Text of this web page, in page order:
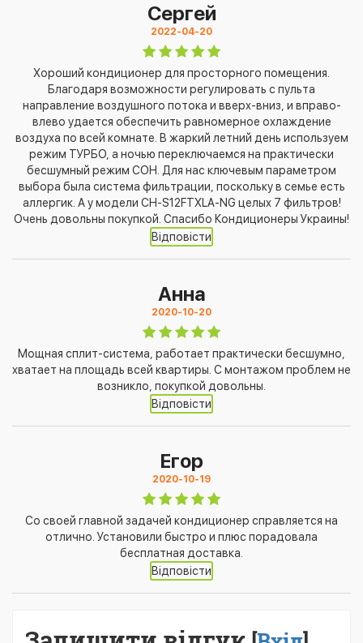
Cергей
2022-04-20
Хороший кондиционер для просторного помещения.
Благодаря возможности регулировать с пульта
направление воздушного потока и вверх-вниз, и вправо-
влево удается обеспечить равномерное охлаждение
воздуха по всей комнате. В жаркий летний день используем
режим ТУРБО, а ночью переключаемся на практически
бесшумный режим СОН. Для нас ключевым параметром
выбора была система фильтрации, поскольку в семье есть
аллергик. А у модели CH-S12FTXLA-NG целых 7 фильтров!
Очень довольны покупкой. Спасибо Кондиционеры Украины!
Відповісти
Анна
2020-10-20
Мощная сплит-система, работает практически бесшумно,
хватает на площадь всей квартиры. С монтажом проблем не
возникло, покупкой довольны.
Відповісти
Егор
2020-10-19
Со своей главной задачей кондиционер справляется на
отлично. Установили быстро и плюс порадовала
бесплатная доставка.
Відповісти